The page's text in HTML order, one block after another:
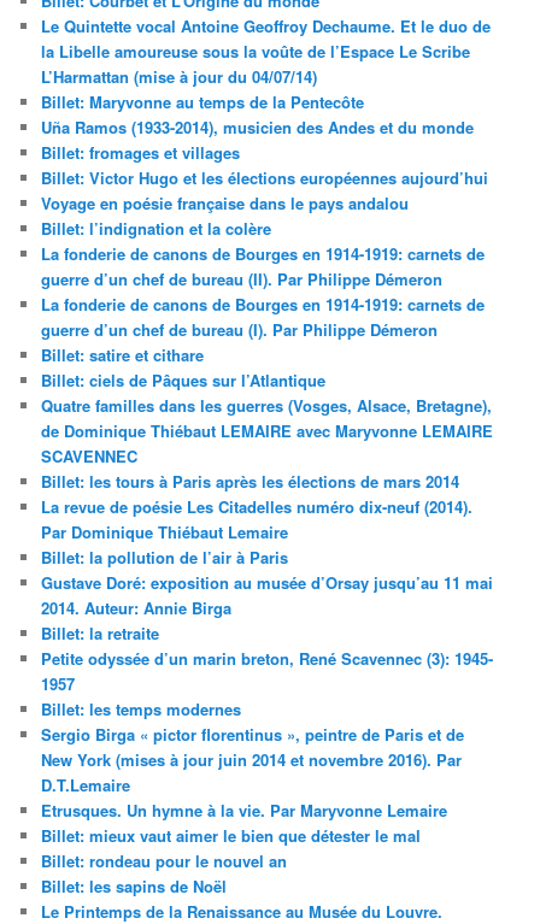
Le Quintette vocal Antoine Geoffroy Dechaume. Et le duo de
la Libelle amoureuse sous la voûte de l’Espace Le Scribe
L’Harmattan (mise à jour du 04/07/14)
Billet: Maryvonne au temps de la Pentecôte
Uña Ramos (1933-2014), musicien des Andes et du monde
Billet: fromages et villages
Billet: Victor Hugo et les élections européennes aujourd’hui
Voyage en poésie française dans le pays andalou
Billet: l’indignation et la colère
La fonderie de canons de Bourges en 1914-1919: carnets de
guerre d’un chef de bureau (II). Par Philippe Démeron
La fonderie de canons de Bourges en 1914-1919: carnets de
guerre d’un chef de bureau (I). Par Philippe Démeron
Billet: satire et cithare
Billet: ciels de Pâques sur l’Atlantique
Quatre familles dans les guerres (Vosges, Alsace, Bretagne),
de Dominique Thiébaut LEMAIRE avec Maryvonne LEMAIRE
SCAVENNEC
Billet: les tours à Paris après les élections de mars 2014
La revue de poésie Les Citadelles numéro dix-neuf (2014).
Par Dominique Thiébaut Lemaire
Billet: la pollution de l’air à Paris
Gustave Doré: exposition au musée d’Orsay jusqu’au 11 mai
2014. Auteur: Annie Birga
Billet: la retraite
Petite odyssée d’un marin breton, René Scavennec (3): 1945-
1957
Billet: les temps modernes
Sergio Birga « pictor florentinus », peintre de Paris et de
New York (mises à jour juin 2014 et novembre 2016). Par
D.T.Lemaire
Etrusques. Un hymne à la vie. Par Maryvonne Lemaire
Billet: mieux vaut aimer le bien que détester le mal
Billet: rondeau pour le nouvel an
Billet: les sapins de Noël
Le Printemps de la Renaissance au Musée du Louvre.